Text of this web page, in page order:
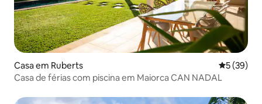
Casa em Ruberts
5 (39)
Casa de férias com piscina em Maiorca CAN NADAL